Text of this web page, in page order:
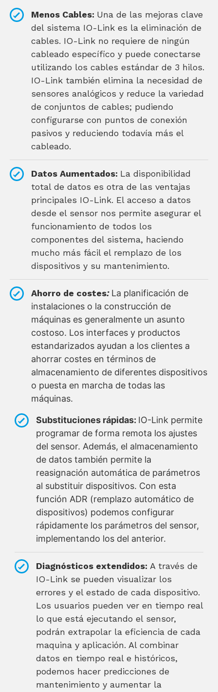
Menos Cables: Una de las mejoras clave
del sistema IO-Link es la eliminación de
cables. IO-Link no requiere de ningún
cableado específico y puede conectarse
utilizando los cables estándar de 3 hilos.
IO-Link también elimina la necesidad de
sensores analógicos y reduce la variedad
de conjuntos de cables; pudiendo
configurarse con puntos de conexión
pasivos y reduciendo todavía más el
cableado.
Datos Aumentados: La disponibilidad
total de datos es otra de las ventajas
principales IO-Link. El acceso a datos
desde el sensor nos permite asegurar el
funcionamiento de todos los
componentes del sistema, haciendo
mucho más fácil el remplazo de los
dispositivos y su mantenimiento.
Ahorro de costes: La planificación de
instalaciones o la construcción de
máquinas es generalmente un asunto
costoso. Los interfaces y productos
estandarizados ayudan a los clientes a
ahorrar costes en términos de
almacenamiento de diferentes dispositivos
o puesta en marcha de todas las
máquinas.
Substituciones rápidas: IO-Link permite
programar de forma remota los ajustes
del sensor. Además, el almacenamiento
de datos también permite la
reasignación automática de parámetros
al substituir dispositivos. Con esta
función ADR (remplazo automático de
dispositivos) podemos configurar
rápidamente los parámetros del sensor,
implementando los del anterior.
Diagnósticos extendidos: A través de
IO-Link se pueden visualizar los
errores y el estado de cada dispositivo.
Los usuarios pueden ver en tiempo real
lo que está ejecutando el sensor,
podrán extrapolar la eficiencia de cada
maquina y aplicación. Al combinar
datos en tiempo real e históricos,
podemos hacer predicciones de
mantenimiento y aumentar la